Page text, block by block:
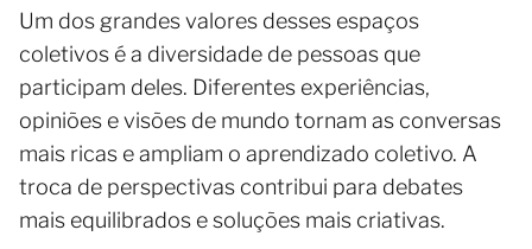
Um dos grandes valores desses espaços
coletivos é a diversidade de pessoas que
participam deles. Diferentes experiências,
opiniões e visões de mundo tornam as conversas
mais ricas e ampliam o aprendizado coletivo. A
troca de perspectivas contribui para debates
mais equilibrados e soluções mais criativas.